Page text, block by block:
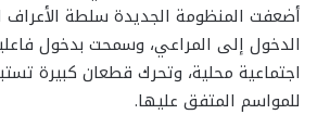
أضعفت المنظومة الجديدة سلطة
الدخول إلى المراعي، وسمحت بدخول
اجتماعية محلية، وتحرك قطعان كبيرة
للمواسم المتفق عليها.